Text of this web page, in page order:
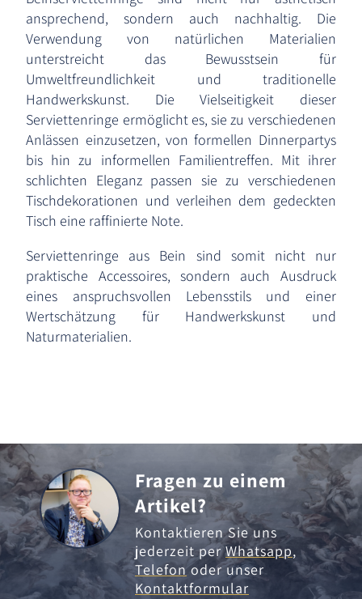
ansprechend, sondern auch nachhaltig. Die
Verwendung von natürlichen Materialien
unterstreicht das Bewusstsein für
Umweltfreundlichkeit und traditionelle
Handwerkskunst. Die Vielseitigkeit dieser
Serviettenringe ermöglicht es, sie zu verschiedenen
Anlässen einzusetzen, von formellen Dinnerpartys
bis hin zu informellen Familientreffen. Mit ihrer
schlichten Eleganz passen sie zu verschiedenen
Tischdekorationen und verleihen dem gedeckten
Tisch eine raffinierte Note.
Serviettenringe aus Bein sind somit nicht nur
praktische Accessoires, sondern auch Ausdruck
eines anspruchsvollen Lebensstils und einer
Wertschätzung für Handwerkskunst und
Naturmaterialien.
Fragen zu einem
Artikel?
Kontaktieren Sie uns
jederzeit perWhatsapp,
Telefonoder unser
Kontaktformular